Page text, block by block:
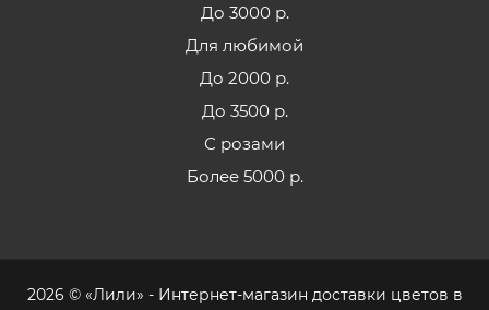
До 3000 р.
Для любимой
До 2000 р.
До 3500 р.
С розами
Более 5000 р.
2026 © «Лили» - Интернет-магазин доставки цветов в